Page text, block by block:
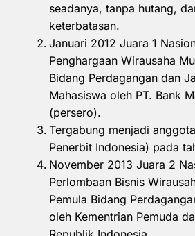
seadanya, tanpa hutang,
keterbatasan.
Januari 2012 Juara 1
Penghargaan Wirausaha
Bidang Perdagangan dan
Mahasiswa oleh PT. Bank
(persero).
Tergabung menjadi
Penerbit Indonesia) pada
November 2013 Juara 2
Perlombaan Bisnis
Pemula Bidang
oleh Kementrian Pemuda